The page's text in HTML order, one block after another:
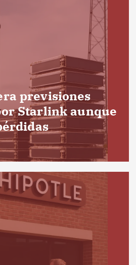
previsiones
Starlink aunque